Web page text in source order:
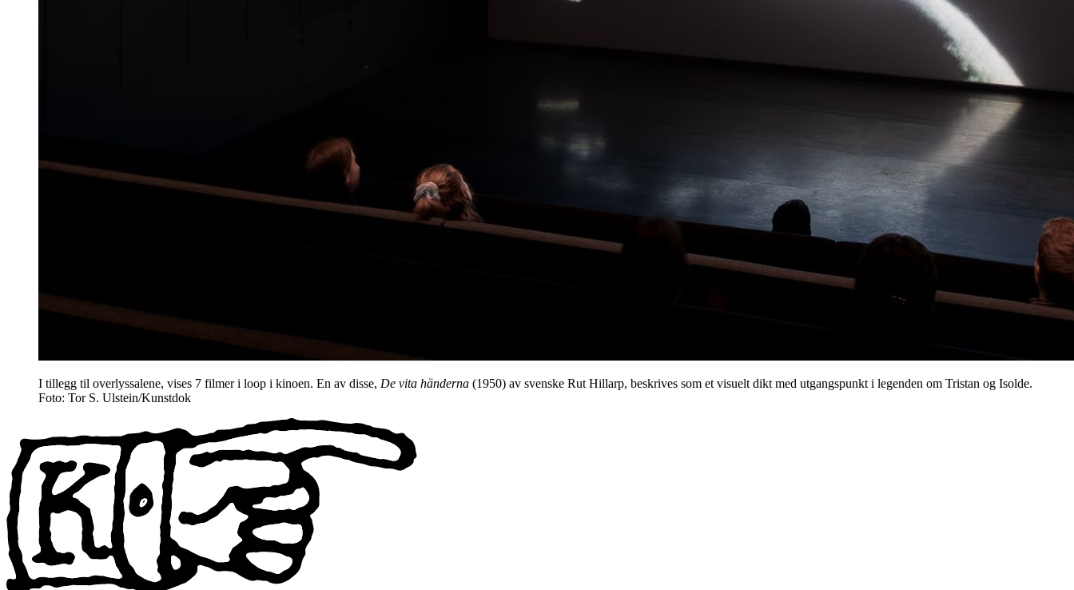
I tillegg til overlyssalene, vises 7 filmer i loop i kinoen. En av disse, De vita händerna (1950) av svenske Rut Hillarp, beskrives som et visuelt dikt med utgangspunkt i legenden om Tristan og Isolde.
Foto: Tor S. Ulstein/Kunstdok